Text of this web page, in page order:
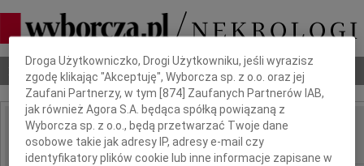
Nekrologi Odeszli Poradnik pogrzebowy
IMIĘ I NAZWISKO: Jarosław Rawa
Dbamy o Twoją prywatność
Droga Użytkowniczko, Drogi Użytkowniku, jeśli wyrazisz
zgodę klikając "Akceptuję", Wyborcza sp. z o.o. oraz jej
Zaufani Partnerzy, w tym [874 ] Zaufanych Partnerów IAB,
jak również Agora S.A. będąca spółką powiązaną z
Wyborcza sp. z o.o., będą przetwarzać Twoje dane
osobowe takie jak adresy IP, adresy e-mail czy
identyfikatory plików cookie lub inne informacje zapisane w